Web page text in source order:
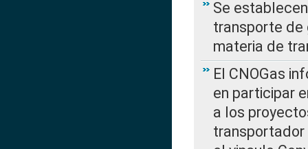
Se
transporte de
materia de
El CNOGas
en participar
a los
transportador